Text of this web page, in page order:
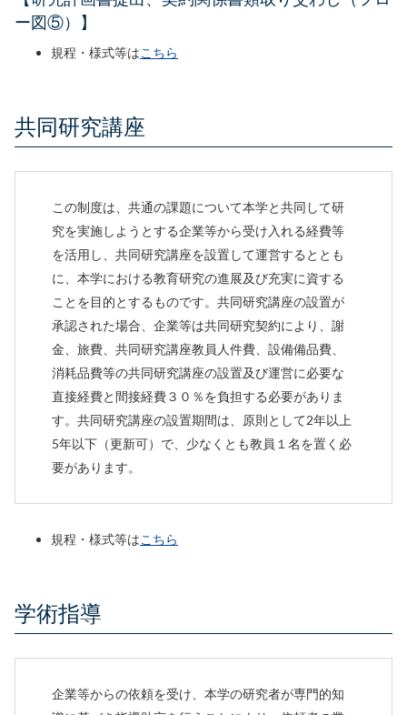
ー図⑤）】
規程・様式等はこちら
共同研究講座
この制度は、共通の課題について本学と共同して研
究を実施しようとする企業等から受け入れる経費等
を活用し、共同研究講座を設置して運営するととも
に、本学における教育研究の進展及び充実に資する
ことを目的とするものです。共同研究講座の設置が
承認された場合、企業等は共同研究契約により、謝
金、旅費、共同研究講座教員人件費、設備備品費、
消耗品費等の共同研究講座の設置及び運営に必要な
直接経費と間接経費３０％を負担する必要がありま
す。共同研究講座の設置期間は、原則として2年以上
5年以下（更新可）で、少なくとも教員１名を置く必
要があります。
規程・様式等はこちら
学術指導
企業等からの依頼を受け、本学の研究者が専門的知